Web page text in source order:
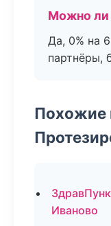
Можно ли
Да, 0% на
партнёры,
Похожие
Иваново